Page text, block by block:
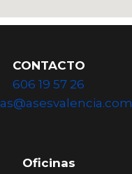
CONTACTO
606 19 57 26
Oficinas